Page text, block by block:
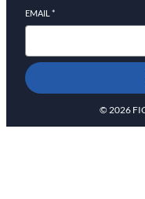
EMAIL *
© 2026